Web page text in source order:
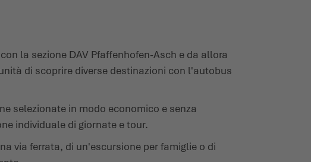
la sezione DAV Pfaffenhofen-Asch e da allora
di scoprire diverse destinazioni con l'autobus
selezionate in modo economico e senza
individuale di giornate e tour.
via ferrata, di un'escursione per famiglie o di